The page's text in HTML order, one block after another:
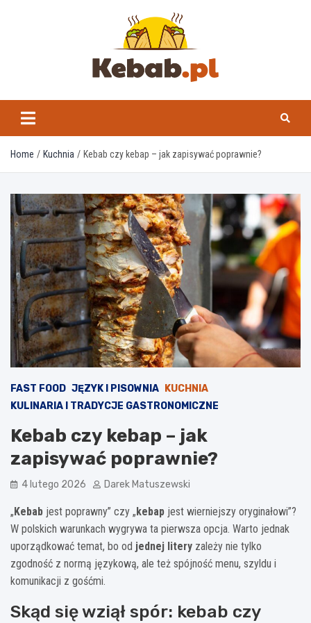
kebab.pl
Home Kuchnia Kebab czy kebap – jak zapisywać poprawnie?
FAST FOOD JĘZYK I PISOWNIA
KUCHNIA
KULINARIA I TRADYCJE GASTRONOMICZNE
Kebab czy kebap – jak
zapisywać poprawnie?
4 lutego 2026 Darek Matuszewski
„ Kebab jest poprawny” czy „ kebap jest wierniejszy oryginałowi”?
W polskich warunkach wygrywa ta pierwsza opcja. Warto jednak
uporządkować temat, bo od jednej litery zależy nie tylko
zgodność z normą językową, ale też spójność menu, szyldu i
komunikacji z gośćmi.
Skąd się wziął spór: kebab czy